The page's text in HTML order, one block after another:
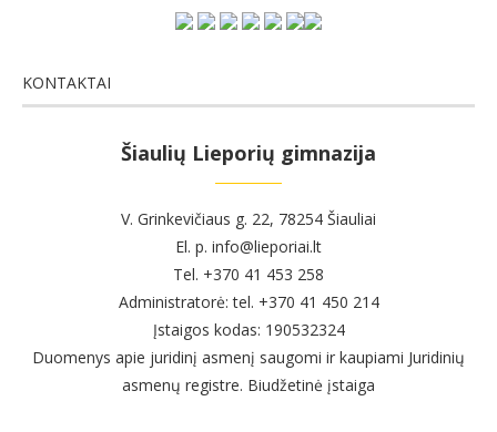
KONTAKTAI
Šiaulių Lieporių gimnazija
V. Grinkevičiaus g. 22, 78254 Šiauliai
El. p. info@lieporiai.lt
Tel. +370 41 453 258
Administratorė: tel. +370 41 450 214
Įstaigos kodas: 190532324
Duomenys apie juridinį asmenį saugomi ir kaupiami Juridinių
asmenų registre. Biudžetinė įstaiga